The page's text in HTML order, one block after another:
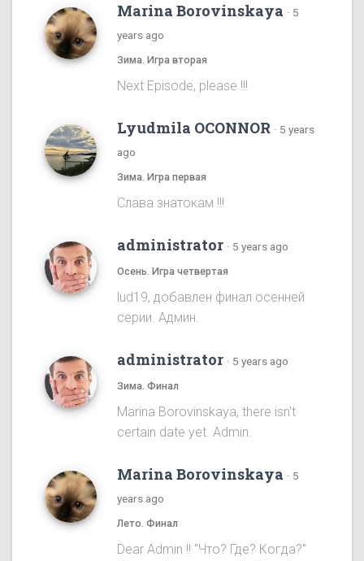
Marina Borovinskaya · 5
years ago
Зима. Игра вторая
Next Episode, please !!!
Lyudmila OCONNOR · 5 years
ago
Зима. Игра первая
Cлава знатокам !!!
administrator · 5 years ago
Осень. Игра четвертая
lud19, добавлен финал осенней
серии. Админ.
administrator · 5 years ago
Зима. Финал
Marina Borovinskaya, there isn't
certain date yet. Admin.
Marina Borovinskaya · 5
years ago
Лето. Финал
Dear Admin !! "Что? Где? Когда?"